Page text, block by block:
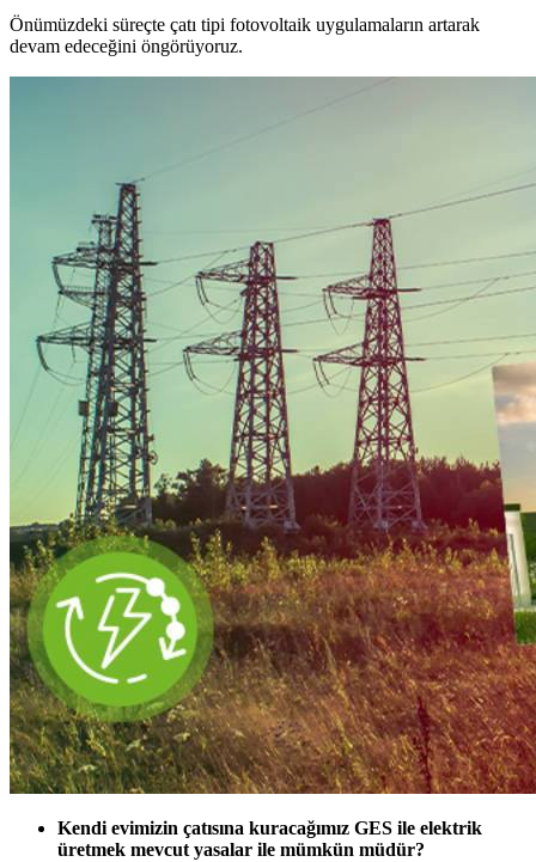
Önümüzdeki süreçte çatı tipi fotovoltaik uygulamaların artarak
devam edeceğini öngörüyoruz.
Kendi evimizin çatısına kuracağımız GES ile elektrik
üretmek mevcut yasalar ile mümkün müdür?